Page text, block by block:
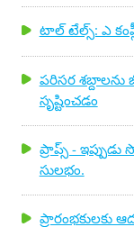
టాల్ టేల్స్: ఎ
పరిసర
సృష్టించడం
ప్రాప్స్ -
సులభం.
ప్రారంభకులకు